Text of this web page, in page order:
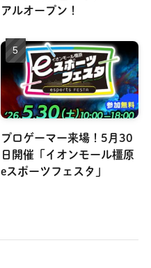
アルオープン！
プロゲーマー来場！5月30
日開催「イオンモール橿原
eスポーツフェスタ」